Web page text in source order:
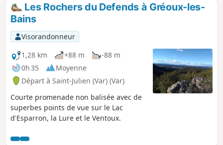
Les Rochers du Defends à Gréoux-les-
Bains
Visorandonneur
1,28 km
+88 m
-88 m
0h 35
Moyenne
Départ à Saint-Julien (Var) (Var)
Courte promenade non balisée avec de
superbes points de vue sur le Lac
d'Esparron, la Lure et le Ventoux.